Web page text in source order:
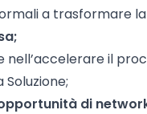
a trasformare
il
di